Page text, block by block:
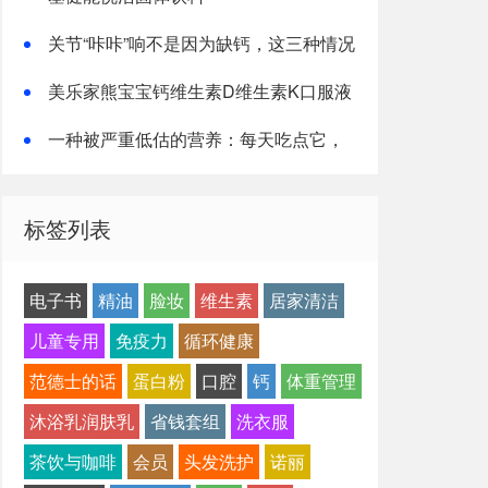
关节“咔咔”响不是因为缺钙，这三种情况
美乐家熊宝宝钙维生素D维生素K口服液
一种被严重低估的营养：每天吃点它，
标签列表
电子书 精油 脸妆 维生素
居家清洁
儿童专用
免疫力
循环健康
范德士的话
蛋白粉 口腔 钙
体重管理
沐浴乳润肤乳
省钱套组
洗衣服
茶饮与咖啡
会员 头发洗护 诺丽